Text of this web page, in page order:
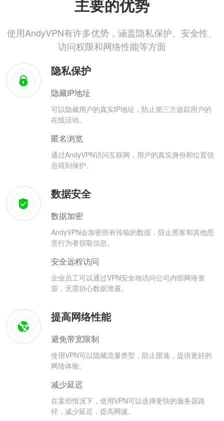
主要的优势
使用AndyVPN有许多优势，涵盖隐私保护、安全性、
访问权限和网络性能等方面
隐私保护
隐藏IP地址
可以隐藏用户的真实IP地址，防止第三方追踪用户的
在线活动。
匿名浏览
通过AndyVPN访问互联网，用户的真实身份和位置信
息得到保护。
数据安全
数据加密
AndyVPN会加密所有传输的数据，防止黑客和其他恶
意行为者窃取信息。
安全远程访问
企业员工可以通过VPN安全地访问公司内部网络资
源，无需担心数据泄露。
提高网络性能
避免带宽限制
使用VPN可以隐藏流量类型，防止限速，提供更好的
网络体验。
减少延迟
在某些情况下，使用VPN可以选择更快的服务器路
径，减少延迟，提高网速。